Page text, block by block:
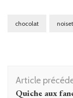
chocolat
Navigation
d'article
Article
Quiche aux